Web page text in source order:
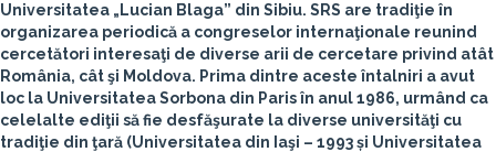
Universitatea „Lucian Blaga” din Sibiu. SRS are tradiţie în
organizarea periodică a congreselor internaţionale reunind
cercetători interesaţi de diverse arii de cercetare privind atât
România, cât şi Moldova. Prima dintre aceste întalniri a avut
loc la Universitatea Sorbona din Paris în anul 1986, urmând ca
celelalte ediţii să fie desfăşurate la diverse universităţi cu
tradiţie din ţară (Universitatea din Iaşi – 1993 și Universitatea